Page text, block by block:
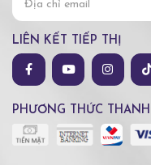
LIÊN KẾT TIẾP THỊ
PHƯƠNG THỨC